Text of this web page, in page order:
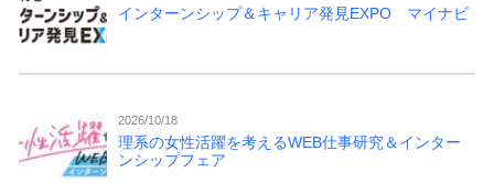
インターンシップ＆キャリア発見EXPO マイナビ
2026/10/18
理系の女性活躍を考えるWEB仕事研究＆インター
ンシップフェア